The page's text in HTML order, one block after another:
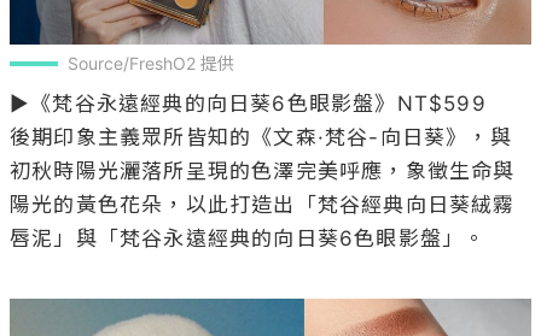
Source/FreshO2 提供
▶《梵谷永遠經典的向日葵6色眼影盤》NT$599
後期印象主義眾所皆知的《文森·梵谷-向日葵》，與
初秋時陽光灑落所呈現的色澤完美呼應，象徵生命與
陽光的黃色花朵，以此打造出「梵谷經典向日葵絨霧
唇泥」與「梵谷永遠經典的向日葵6色眼影盤」。